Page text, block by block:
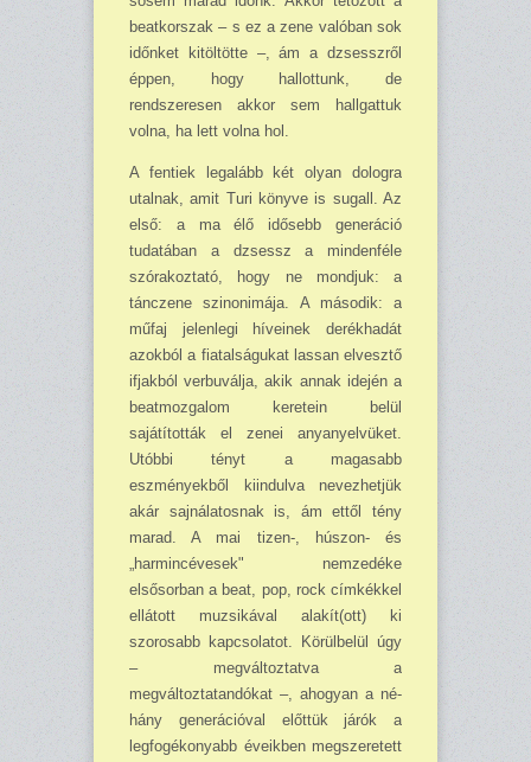
beatkorszak – s ez a zene valóban sok
időnket kitöltötte –, ám a dzsesszről
ép­pen, hogy hallottunk, de
rendszeresen akkor sem hallgattuk
volna, ha lett volna hol.
A fentiek legalább két olyan dologra
utal­nak, amit Turi könyve is sugall. Az
első: a ma élő idősebb generáció
tudatában a dzsessz a mindenféle
szórakoztató, hogy ne mondjuk: a
tánczene szinonimája. A máso­dik: a
műfaj jelenlegi híveinek derékhadát
azokból a fiatal­ságukat lassan elvesztő
ifjakból verbuválja, akik annak idején a
beat­mozgalom keretein belül
sajátították el ze­nei anyanyelvüket.
Utóbbi tényt a magasabb
eszményekből kiindulva nevez­hetjük
akár sajnálatosnak is, ám ettől tény
marad. A mai tizen-, húszon- és
„harmincévesek" nemze­déke
elsősorban a beat, pop, rock címkékkel
ellátott muzsikával alakít(ott) ki
szorosabb kapcsolatot. Körülbelül úgy
– megváltoztat­va a
megváltoztatandókat –, ahogyan a né­
hány generációval előttük járók a
legfogé­konyabb éveikben megszeretett